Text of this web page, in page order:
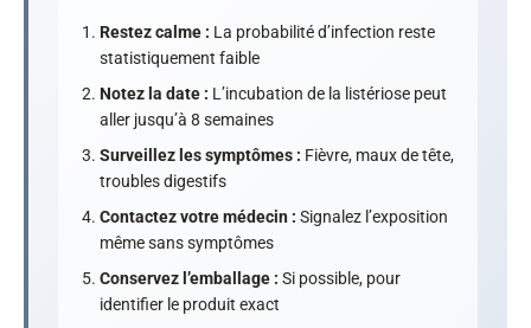
Restez calme : La probabilité d’infection reste
statistiquement faible
Notez la date : L’incubation de la listériose peut
aller jusqu’à 8 semaines
Surveillez les symptômes : Fièvre, maux de tête,
troubles digestifs
Contactez votre médecin : Signalez l’exposition
même sans symptômes
Conservez l’emballage : Si possible, pour
identifier le produit exact